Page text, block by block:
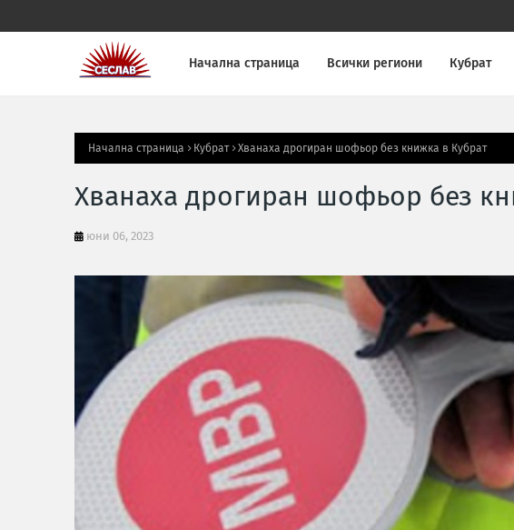
Начална страница Всички региони Кубрат
Начална страница Кубрат Хванаха дрогиран шофьор без книжка в Кубрат
Хванаха дрогиран шофьор без
юни 06, 2023